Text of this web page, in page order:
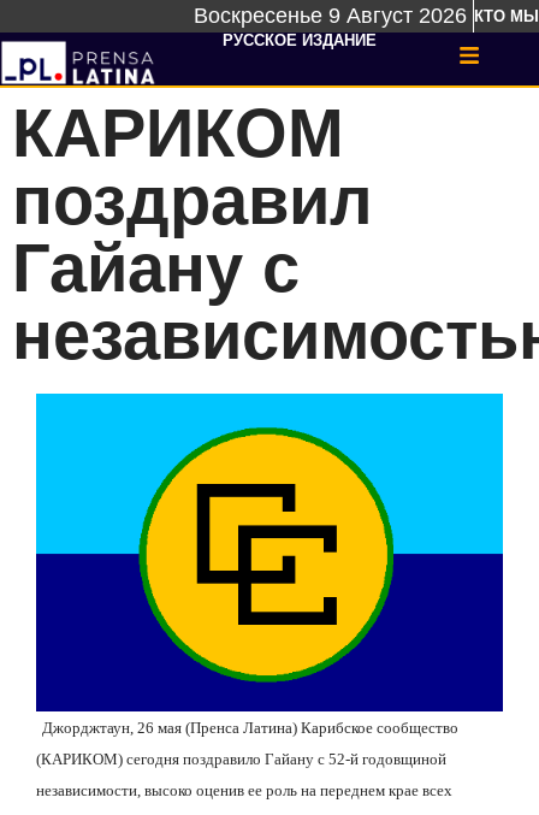
Воскресенье 9 Август 2026 КТО МЫ
РУССКОЕ ИЗДАНИЕ
КАРИКОМ
поздравил
Гайану с
Джорджтаун, 26 мая (Пренса Латина) Карибское сообщество
(КАРИКОМ) сегодня поздравило Гайану с 52-й годовщиной
независимости, высоко оценив ее роль на переднем крае всех